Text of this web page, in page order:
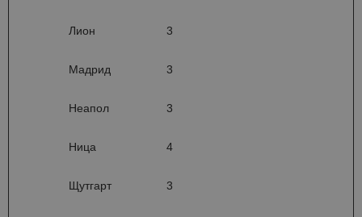
Лион 3
Мадрид 3
Неапол 3
Ница 4
Щутгарт 3